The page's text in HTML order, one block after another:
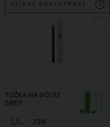
HLÍDAT DOSTUPNOST
TUŽKA NA OČI 02
GREY
JOIK